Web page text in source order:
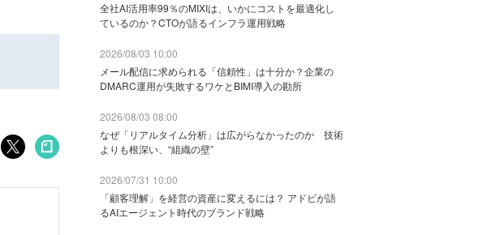
全社AI活用率99％のMIXIは、いかにコストを最適化し
ているのか？CTOが語るインフラ運用戦略
2026/08/03 10:00
メール配信に求められる「信頼性」は十分か？企業の
DMARC運用が失敗するワケとBIMI導入の勘所
2026/08/03 08:00
なぜ「リアルタイム分析」は広がらなかったのか 技術
よりも根深い、“組織の壁”
2026/07/31 10:00
「顧客理解」を経営の資産に変えるには？ アドビが語
るAIエージェント時代のブランド戦略